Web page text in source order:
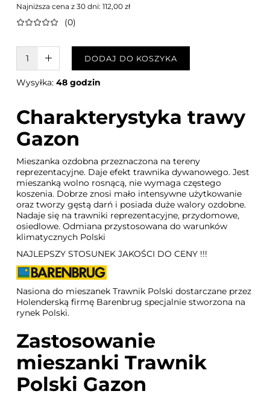
Najniższa cena z 30 dni: 112,00 zł
(0)
W KOSZYKU :)DODAJ DO KOSZYKA
Wysyłka:48 godzin
Charakterystyka trawy
Gazon
Mieszanka ozdobna przeznaczona na tereny
reprezentacyjne. Daje efekt trawnika dywanowego. Jest
mieszanką wolno rosnącą, nie wymaga częstego
koszenia. Dobrze znosi mało intensywne użytkowanie
oraz tworzy gęstą darń i posiada duże walory ozdobne.
Nadaje się na trawniki reprezentacyjne, przydomowe,
osiedlowe. Odmiana przystosowana do warunków
klimatycznych Polski
NAJLEPSZY STOSUNEK JAKOŚCI DO CENY !!!
Nasiona do mieszanek Trawnik Polski dostarczane przez
Holenderską firmę Barenbrug specjalnie stworzona na
rynek Polski.
Zastosowanie
mieszanki Trawnik
Polski Gazon